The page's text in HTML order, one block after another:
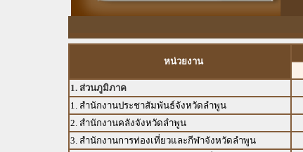
หน่วยงาน
1. ส่วนภูมิภาค
1. สำนักงานประชาสัมพันธ์จังหวัดลำพูน
2. สำนักงานคลังจังหวัดลำพูน
3. สำนักงานการท่องเที่ยวและกีฬาจังหวัดลำพูน